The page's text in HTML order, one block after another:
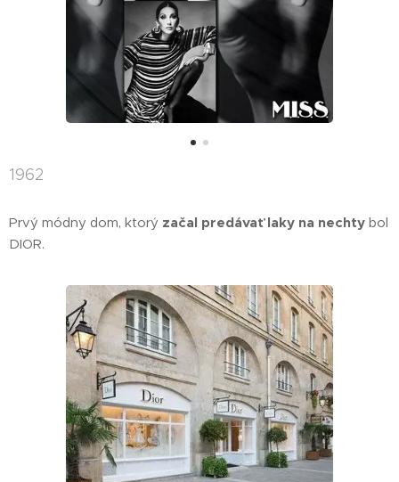
1962
Prvý módny dom, ktorý začal predávať laky na nechty bol
DIOR.